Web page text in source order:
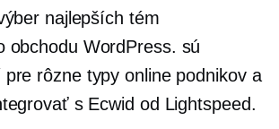
najlepších tém
obchodu WordPress. sú
pre rôzne typy online podnikov a
s Ecwid od Lightspeed.